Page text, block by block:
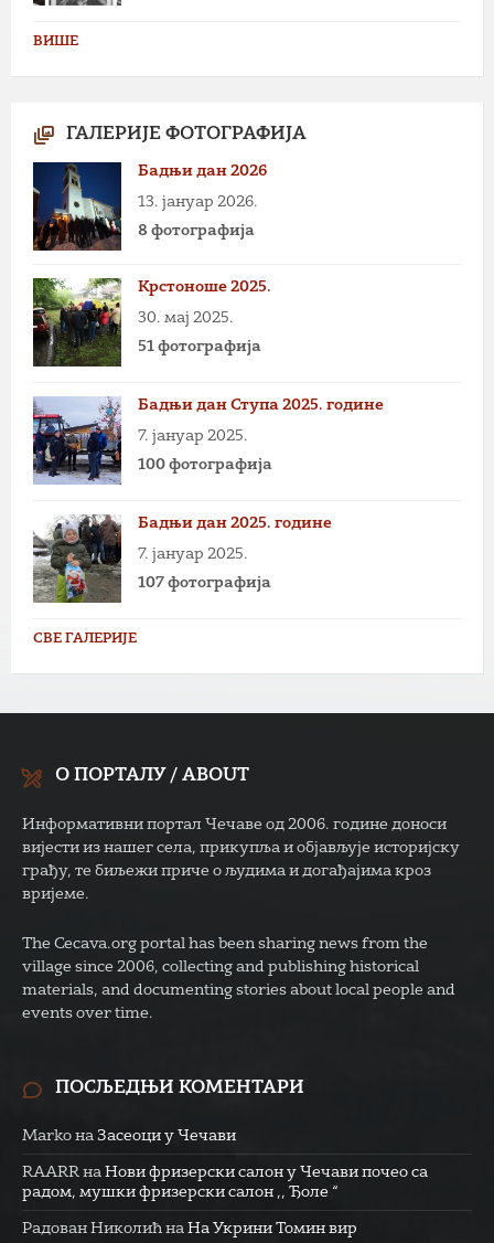
ВИШЕ
ГАЛЕРИЈЕ ФОТОГРАФИЈА
Бадњи дан 2026
13. јануар 2026.
8 фотографија
Крстоноше 2025.
30. мај 2025.
51 фотографија
Бадњи дан Ступа 2025. године
7. јануар 2025.
100 фотографија
Бадњи дан 2025. године
7. јануар 2025.
107 фотографија
СВЕ ГАЛЕРИЈЕ
О ПОРТАЛУ / ABOUT
Информативни портал Чечаве од 2006. године доноси
вијести из нашег села, прикупља и објављује историјску
грађу, те биљежи приче о људима и догађајима кроз
вријеме.
The Cecava.org portal has been sharing news from the
village since 2006, collecting and publishing historical
materials, and documenting stories about local people and
events over time.
ПОСЉЕДЊИ КОМЕНТАРИ
Marko на Засеоци у Чечави
RAARR на Нови фризерски салон у Чечави почео са
радом, мушки фризерски салон ,, Ђоле “
Радован Николић на На Укрини Томин вир